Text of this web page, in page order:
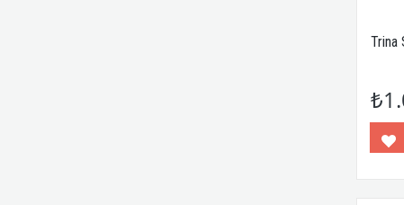
Trina